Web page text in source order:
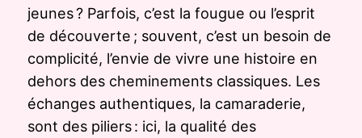
jeunes ? Parfois, c’est la fougue ou l’esprit
de découverte ; souvent, c’est un besoin de
complicité, l’envie de vivre une histoire en
dehors des cheminements classiques. Les
échanges authentiques, la camaraderie,
sont des piliers : ici, la qualité des